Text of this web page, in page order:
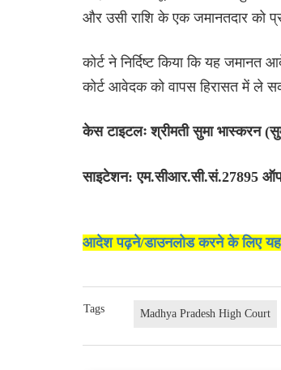
और उसी राशि के एक जमानतदार को
कोर्ट ने निर्दिष्ट किया कि यह
कोर्ट आवेदक को वापस हिरासत में ले
केस टाइटलः श्रीमती सुमा भास्करन
साइटेशन: एम.सीआर.सी.सं.27895
आदेश पढ़ने/डाउनलोड करने के लिए
Tags Madhya Pradesh High Court